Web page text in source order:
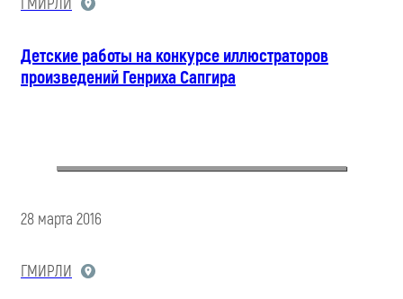
Детские работы на конкурсе иллюстраторов
произведений Генриха Сапгира
28 марта 2016
ГМИРЛИ